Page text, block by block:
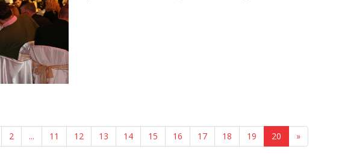
2 ... 11 12 13 14 15 16 17 18 19 20 »